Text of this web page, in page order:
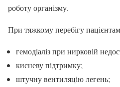
роботу організму.
При тяжкому перебігу
гемодіаліз при нирковій
кисневу підтримку;
штучну вентиляцію легень;